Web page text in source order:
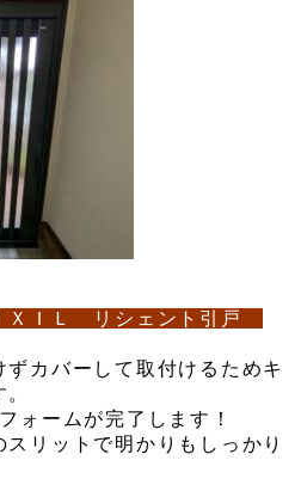
ＸＩＬ リシェント引戸
カバーして取付けるためキ
ォームが完了します！
リットで明かりもしっかり